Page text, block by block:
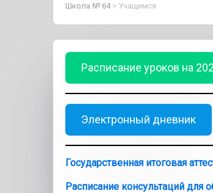
Школа № 64> Учащимся
Расписание уроков на
Электронный дневник
Государственная итоговая
Расписание консультаций для